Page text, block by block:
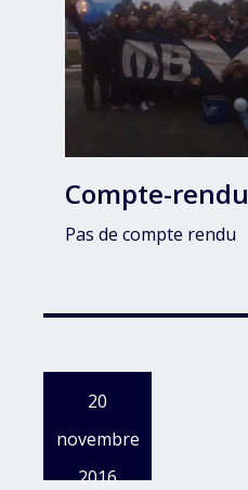
Compte-rendu
Pas de compte rendu
20
novembre
2016